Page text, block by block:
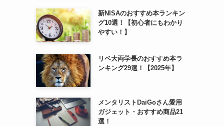
新NISAのおすすめ本ランキン
グ10選！【初心者にもわかり
やすい！】
リベ大両学長のおすすめ本ラ
ンキング29選！【2025年】
メンタリストDaiGoさん愛用
ガジェット・おすすめ商品21
選！